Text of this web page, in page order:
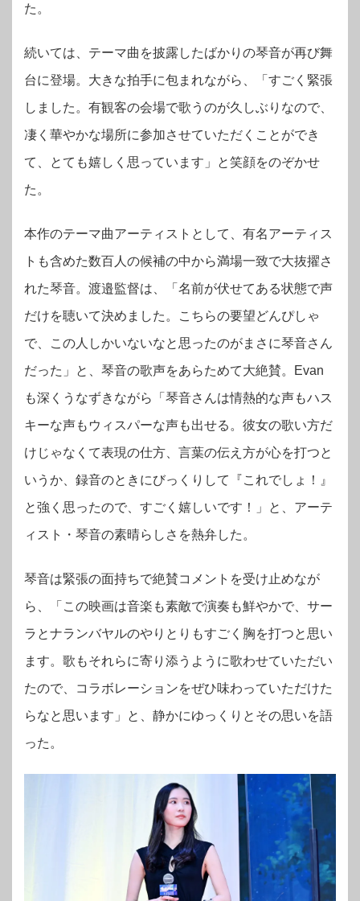
た。
続いては、テーマ曲を披露したばかりの琴音が再び舞
台に登場。大きな拍手に包まれながら、「すごく緊張
しました。有観客の会場で歌うのが久しぶりなので、
凄く華やかな場所に参加させていただくことができ
て、とても嬉しく思っています」と笑顔をのぞかせ
た。
本作のテーマ曲アーティストとして、有名アーティス
トも含めた数百人の候補の中から満場一致で大抜擢さ
れた琴音。渡邉監督は、「名前が伏せてある状態で声
だけを聴いて決めました。こちらの要望どんぴしゃ
で、この人しかいないなと思ったのがまさに琴音さん
だった」と、琴音の歌声をあらためて大絶賛。
Evan
も深くうなずきながら「琴音さんは情熱的な声もハス
キーな声もウィスパーな声も出せる。彼女の歌い方だ
けじゃなくて表現の仕方、言葉の伝え方が心を打つと
いうか、録音のときにびっくりして『これでしょ！』
と強く思ったので、すごく嬉しいです！」と、アーテ
ィスト・琴音の素晴らしさを熱弁した。
琴音は緊張の面持ちで絶賛コメントを受け止めなが
ら、「この映画は音楽も素敵で演奏も鮮やかで、サー
ラとナランバヤルのやりとりもすごく胸を打つと思い
ます。歌もそれらに寄り添うように歌わせていただい
たので、コラボレーションをぜひ味わっていただけた
らなと思います」と、静かにゆっくりとその思いを語
った。